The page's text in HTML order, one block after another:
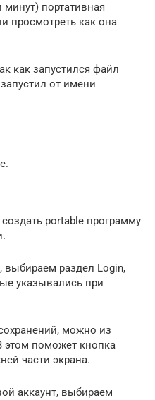
портативная
просмотреть как она
как запустился файл
от имени
portable программу
выбираем раздел Login,
указывались при
можно из
этом поможет кнопка
части экрана.
аккаунт, выбираем